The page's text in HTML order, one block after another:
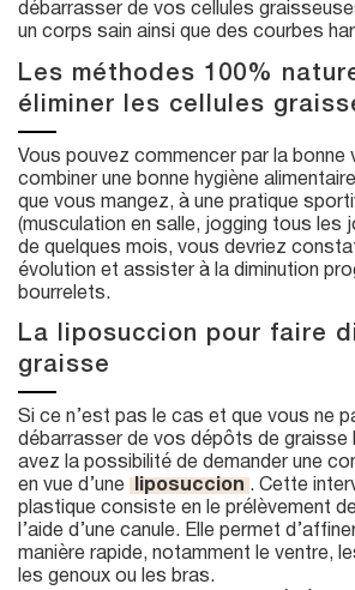
débarrasser de vos cellules
un corps sain ainsi que des courbes
Les méthodes 100%
éliminer les cellules
Vous pouvez commencer par la bonne
combiner une bonne hygiène
que vous mangez, à une pratique
(musculation en salle, jogging tous les
de quelques mois, vous devriez
évolution et assister à la diminution
bourrelets.
La liposuccion pour faire
graisse
Si ce n’est pas le cas et que vous ne
débarrasser de vos dépôts de graisse
avez la possibilité de demander une
en vue d’une
liposuccion . Cette
plastique consiste en le prélèvement
l’aide d’une canule. Elle permet
manière rapide, notamment le ventre,
les genoux ou les bras.